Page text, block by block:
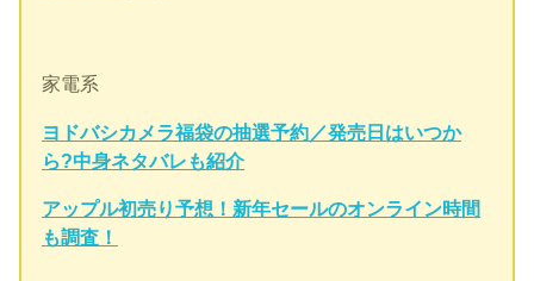
家電系
ヨドバシカメラ福袋の抽選予約／発売日はいつか
ら?中身ネタバレも紹介
アップル初売り予想！新年セールのオンライン時間
も調査！